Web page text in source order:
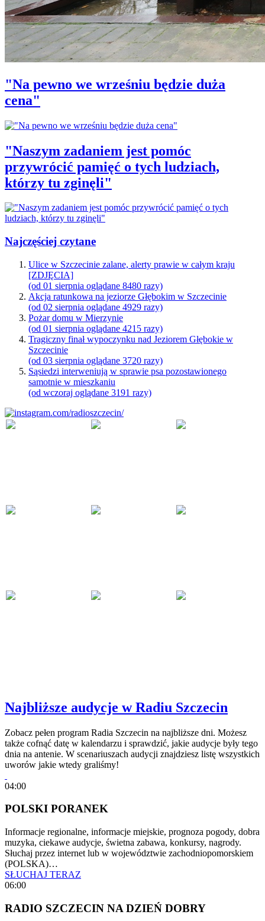
"Na pewno we wrześniu będzie duża
cena"
"Naszym zadaniem jest pomóc
przywrócić pamięć o tych ludziach,
którzy tu zginęli"
Najczęściej czytane
Ulice w Szczecinie zalane, alerty prawie w całym kraju
[ZDJĘCIA]
(od 01 sierpnia oglądane 8480 razy)
Akcja ratunkowa na jeziorze Głębokim w Szczecinie
(od 02 sierpnia oglądane 4929 razy)
Pożar domu w Mierzynie
(od 01 sierpnia oglądane 4215 razy)
Tragiczny finał wypoczynku nad Jeziorem Głębokie w
Szczecinie
(od 03 sierpnia oglądane 3720 razy)
Sąsiedzi interweniują w sprawie psa pozostawionego
samotnie w mieszkaniu
(od wczoraj oglądane 3191 razy)
Najbliższe audycje w Radiu Szczecin
Zobacz pełen program Radia Szczecin na najbliższe dni. Możesz
także cofnąć datę w kalendarzu i sprawdzić, jakie audycje były tego
dnia na antenie. W scenariuszach audycji znajdziesz listę wszystkich
uworów jakie wtedy graliśmy!
04:00
POLSKI PORANEK
Informacje regionalne, informacje miejskie, prognoza pogody, dobra
muzyka, ciekawe audycje, świetna zabawa, konkursy, nagrody.
Słuchaj przez internet lub w województwie zachodniopomorskiem
(POLSKA)…
SŁUCHAJ TERAZ
06:00
RADIO SZCZECIN NA DZIEŃ DOBRY